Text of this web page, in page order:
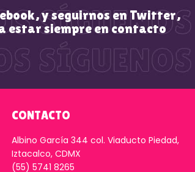
y seguirnos en Twitter,
estar siempre en contacto
CONTACTO
Albino García 344 col. Viaducto Piedad,
Iztacalco, CDMX
(55) 5741 8265